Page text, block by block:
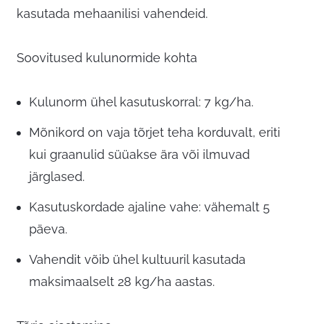
kasutada mehaanilisi vahendeid.
Soovitused kulunormide kohta
Kulunorm ühel kasutuskorral: 7 kg/ha.
Mõnikord on vaja tõrjet teha korduvalt, eriti
kui graanulid süüakse ära või ilmuvad
järglased.
Kasutuskordade ajaline vahe: vähemalt 5
päeva.
Vahendit võib ühel kultuuril kasutada
maksimaalselt 28 kg/ha aastas.